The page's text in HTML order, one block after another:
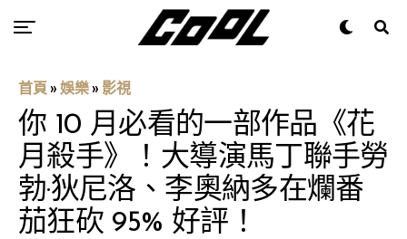
首頁 » 娛樂 » 影視
你 10 月必看的一部作品《花
月殺手》！大導演馬丁聯手勞
勃·狄尼洛、李奧納多在爛番
茄狂砍 95% 好評！